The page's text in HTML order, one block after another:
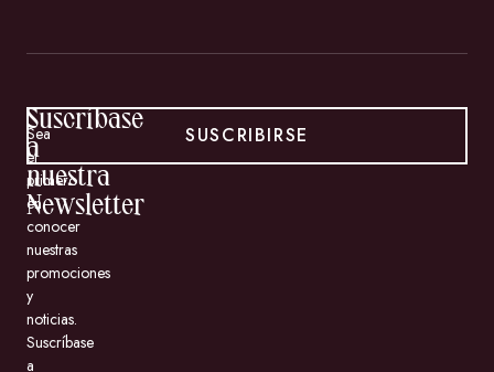
Suscríbase
a
nuestra
Newsletter
Sea
el
primero
en
conocer
nuestras
promociones
y
noticias.
Suscríbase
a
SUSCRIBIRSE